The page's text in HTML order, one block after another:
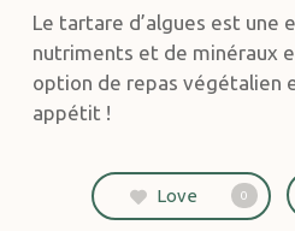
Le tartare d’algues est une
nutriments et de minéraux
option de repas végétalien
appétit !
Love 0